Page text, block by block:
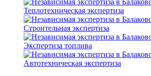
Теплотехническая экспертиза
Строительная экспертиза
Экспертиза топлива
Автотехническая экспертиза